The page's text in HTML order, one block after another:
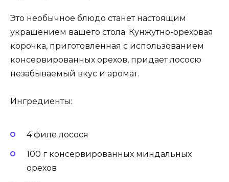
Это необычное блюдо станет настоящим
украшением вашего стола. Кунжутно-ореховая
корочка, приготовленная с использованием
консервированных орехов, придает лососю
незабываемый вкус и аромат.
Ингредиенты:
4 филе лосося
100 г консервированных миндальных
орехов